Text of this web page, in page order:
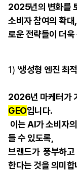
2025년의 변화를
소비자 참여의 확
로운 전략들이 더
1) '생성형 엔진 최
2026년 마케터가
GEO입니다.
이는 AI가 소비자
들 수 있도록,
브랜드가 풍부하고
한다는 것을 의미합